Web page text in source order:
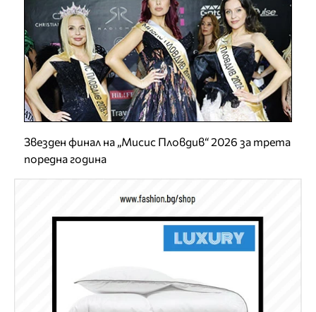
Звезден финал на „Мисис Пловдив“ 2026 за трета
поредна година